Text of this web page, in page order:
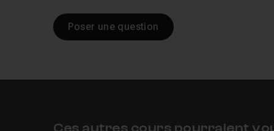
Poser une question
Ces autres cours pourraient